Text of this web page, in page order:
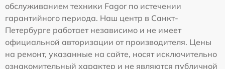
обслуживанием техники Fagor по истечении
гарантийного периода. Наш центр в Санкт-
Петербурге работает независимо и не имеет
официальной авторизации от производителя. Цены
на ремонт, указанные на сайте, носят исключительно
ознакомительный характер и не являются публичной